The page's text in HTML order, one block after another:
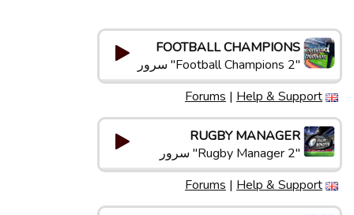
FOOTBALL CHAMPIONS
"Football Champions 2" سرور
Forums | Help & Support
RUGBY MANAGER
"Rugby Manager 2" سرور
Forums | Help & Support